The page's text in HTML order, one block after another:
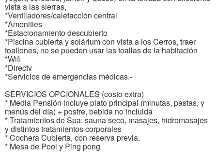
vista a las sierras,
*Ventiladores/calefacción central
*Amenities
*Estacionamiento descubierto
*Piscina cubierta y solárium con vista a los Cerros, traer
toallones, no se pueden usar las toallas de la habitación
*Wifi
*Directv
*Servicios de emergencias médicas.-
SERVICIOS OPCIONALES (costo extra)
* Media Pensión incluye plato principal (minutas, pastas, y
menús del día) + postre, bebida no incluida
* Tratamientos de Spa: sauna seco, masajes, hidromasajes
y distintos tratamientos corporales
* Cochera Cubierta, con reserva previa.
* Mesa de Pool y Ping pong